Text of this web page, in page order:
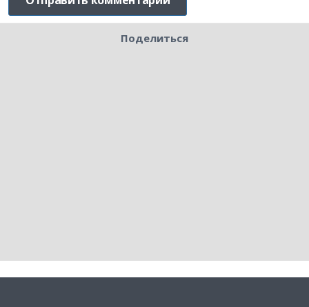
Поделиться